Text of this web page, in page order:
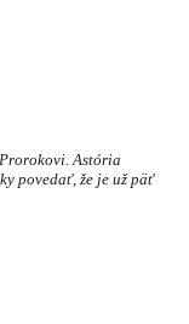
Astória
povedať, že je už päť